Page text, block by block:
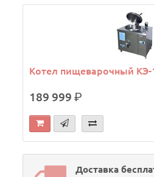
Котел пищеварочный
189 999р.
Доставка